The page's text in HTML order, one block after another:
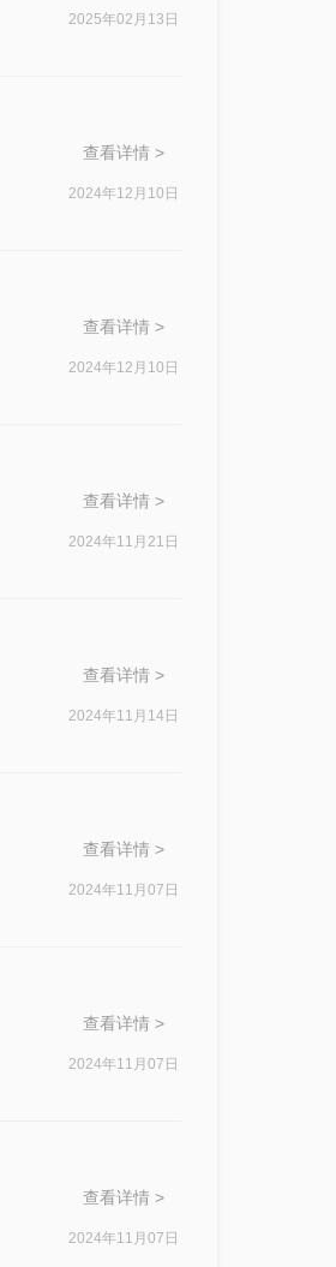
2025年02月13日
查看详情 >
2024年12月10日
查看详情 >
2024年12月10日
查看详情 >
2024年11月21日
查看详情 >
2024年11月14日
查看详情 >
2024年11月07日
查看详情 >
2024年11月07日
查看详情 >
2024年11月07日